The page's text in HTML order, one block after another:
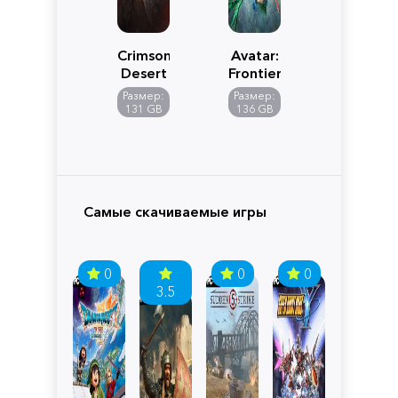
Crimson
Desert
Размер:
131 GB
Avatar:
Frontiers
of
Pandora
Размер:
136 GB
Самые скачиваемые игры
0
3.5
0 0